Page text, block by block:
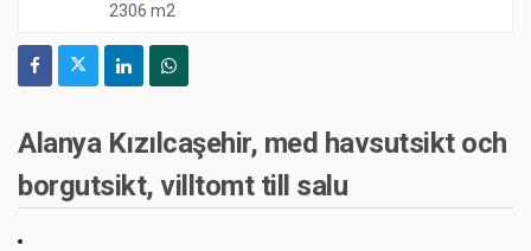
2306 m2
Alanya Kızılcaşehir, med havsutsikt och
borgutsikt, villtomt till salu